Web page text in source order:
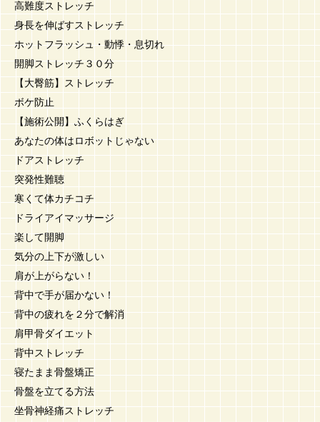
高難度ストレッチ
身長を伸ばすストレッチ
ホットフラッシュ・動悸・息切れ
開脚ストレッチ３０分
【大臀筋】ストレッチ
ボケ防止
【施術公開】ふくらはぎ
あなたの体はロボットじゃない
ドアストレッチ
突発性難聴
寒くて体カチコチ
ドライアイマッサージ
楽して開脚
気分の上下が激しい
肩が上がらない！
背中で手が届かない！
背中の疲れを２分で解消
肩甲骨ダイエット
背中ストレッチ
寝たまま骨盤矯正
骨盤を立てる方法
坐骨神経痛ストレッチ